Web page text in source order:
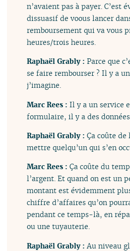
n’avaient pas à payer. C’est
dissuasif de voous lancer
remboursement qui va vous
heures/trois heures.
Raphaël Grably :Parce que
se faire rembourser ? Il y a
j’imagine.
Marc Rees :Il y a un service
formulaire, il y a des
Raphaël Grably :Ça coûte
mettre quelqu’un qui s’en
Marc Rees :Ça coûte du
l’argent. Et quand on est un
montant est évidemment
chiffre d’affaires qu’on
pendant ce temps-là, en
ou une tuyauterie.
Raphaël Grably :Au niveau